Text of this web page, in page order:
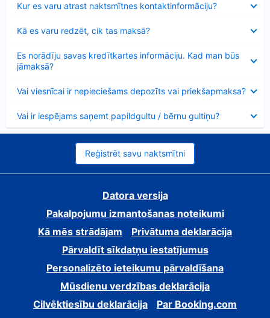
Kur es varu atrast naktsmītnes kontaktinformāciju?
Kā es varu redzēt, cik tas maksā?
Es norādīju savas kredītkartes informāciju. Kad man būs
jāmaksā?
Vai viesnīcai ir nepieciešams depozīts vai priekšapmaksa?
Vai ir iespējams saņemt papildgultu / bērnu gultiņu?
Reģistrēt savu naktsmītni
Datora versija
Pakalpojumu izmantošanas noteikumi
Kā mēs strādājam
Privātuma deklarācija
Pārvaldīt sīkdatņu iestatījumus
Personalizēto ieteikumu pārvaldīšana
Mūsdienu verdzības deklarācija
Cilvēktiesību deklarācija
Par Booking.com